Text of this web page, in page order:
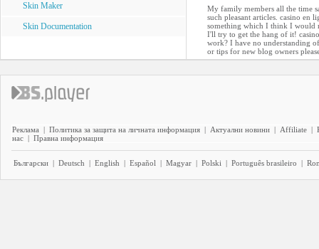
Skin Maker
Skin Documentation
My family members all the time
such pleasant articles. casino en
something which I think I would
I'll try to get the hang of it!
work? I have no understanding
or tips for new blog owners
Реклама | Политика за защита на личната информация | Актуални новини | Affiliate |
нас | Правна информация
Български | Deutsch | English | Español | Magyar | Polski | Português brasileiro |